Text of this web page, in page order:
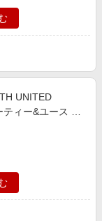
UNITED
ィー&ユース ユ
ニーカー DK.